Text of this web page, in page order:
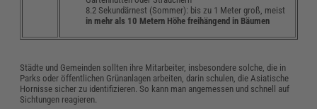
Sekundärnest (Sommer): bis zu 1 Meter groß, meist
in mehr als 10 Metern Höhe freihängend in Bäumen
Städte und Gemeinden sollten ihre Mitarbeiter, insbesondere solche, die in
Parks oder öffentlichen Grünanlagen arbeiten, darin schulen, die Asiatische
Hornisse sicher zu identifizieren. So kann man angemessen und schnell auf
Sichtungen reagieren.